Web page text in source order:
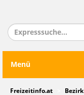
Menü
Freizeitinfo.at Bezirk